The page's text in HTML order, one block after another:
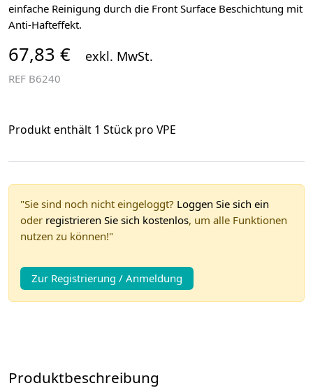
einfache Reinigung durch die Front Surface Beschichtung mit
Anti-Hafteffekt.
67,83 € exkl. MwSt.
REF B6240
Produkt enthält 1 Stück pro VPE
"Sie sind noch nicht eingeloggt? Loggen Sie sich ein
oder registrieren Sie sich kostenlos, um alle Funktionen
nutzen zu können!"
Zur Registrierung / Anmeldung
Produktbeschreibung